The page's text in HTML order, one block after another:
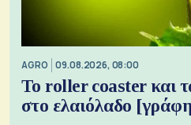
AGRO 09.08.2026, 08:00
Το roller coaster και
στο ελαιόλαδο